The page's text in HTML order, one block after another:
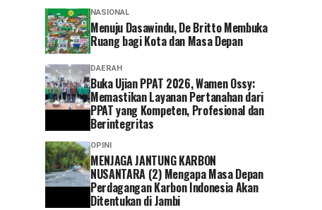
NASIONAL
Menuju Dasawindu, De Britto Membuka
Ruang bagi Kota dan Masa Depan
DAERAH
Buka Ujian PPAT 2026, Wamen Ossy:
Memastikan Layanan Pertanahan dari
PPAT yang Kompeten, Profesional dan
Berintegritas
OPINI
MENJAGA JANTUNG KARBON
NUSANTARA (2) Mengapa Masa Depan
Perdagangan Karbon Indonesia Akan
Ditentukan di Jambi